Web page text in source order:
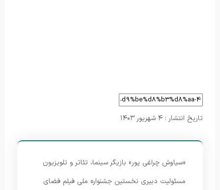
تاریخ انتشار : ۴ شهریور ۱۴۰۳
«سیاوش چراغی پور» بازیگر سینما، تئاتر و تلویزیون
مسئولیت دبیری نخستین جشنواره ملی فیلم فضای